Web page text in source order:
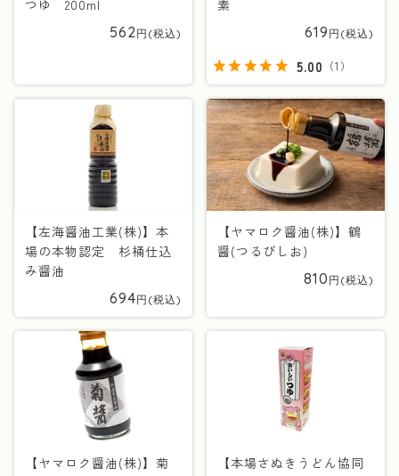
つゆ 200ml
562
素
619
5.00 （1 ）
【左海醤油工業(株)】本
場の本物認定 杉桶仕込
み醤油
694
【ヤマロク醤油(株)】鶴
醤(つるびしお)
810
【ヤマロク醤油(株)】菊
【本場さぬきうどん協同